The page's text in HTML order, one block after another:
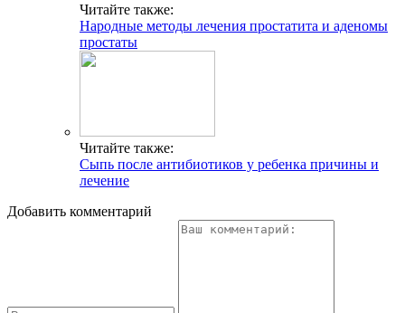
Читайте также:
Народные методы лечения простатита и аденомы
простаты
Читайте также:
Сыпь после антибиотиков у ребенка причины и
лечение
Добавить комментарий